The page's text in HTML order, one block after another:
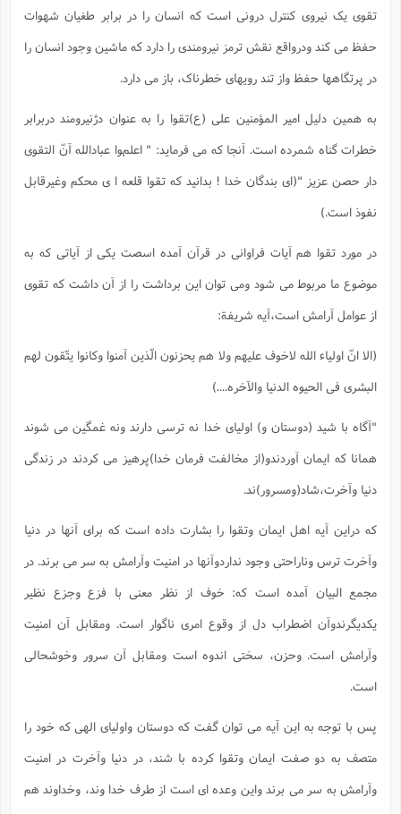
تقوی یک نیروی کنترل درونی است که انسان را در برابر طغیان شهوات
حفظ می کند ودرواقع نقش ترمز نیرومندی را دارد که ماشین وجود انسان را
در پرتگاهها حفظ واز تند رویهای خطرناک، باز می دارد.
به همین دلیل امیر المؤمنین علی (ع)تقوا را به عنوان دژنیرومند دربرابر
خطرات گناه شمرده است. آنجا که می فرماید: " اعلموا عبادالله آنّ التقوی
دار حصن عزیز "(ای بندگان خدا ! بدانید که تقوا قلعه ا ی محکم وغیرقابل
نفوذ است.)
در مورد تقوا هم آیات فراوانی در قرآن آمده اسصت یکی از آیاتی که به
موضوع ما مربوط می شود ومی توان این برداشت را از آن داشت که تقوی
از عوامل آرامش است،آیه شریفة:
(الا انّ اولیاء الله لاخوف علیهم ولا هم یحزنون الّذین آمنوا وکانوا یتّقون لهم
البشری فی الحیوه الدنیا والآخره....)
"آگاه با شید (دوستان و) اولیای خدا نه ترسی دارند ونه غمگین می شوند
همانا که ایمان آوردندو(از مخالفت فرمان خدا)پرهیز می کردند در زندگی
دنیا وآخرت،شاد(ومسرور)ند.
که دراین آیه اهل ایمان وتقوا را بشارت داده است که برای آنها در دنیا
وآخرت ترس وناراحتی وجود نداردوآنها در امنیت وآرامش به سر می برند. در
مجمع البیان آمده است که: خوف از نظر معنی با فزع وجزع نظیر
یکدیگرندوآن اضطراب دل از وقوع امری ناگوار است. ومقابل آن امنیت
وآرامش است. وحزن، سختی اندوه است ومقابل آن سرور وخوشحالی
است.
پس با توجه به این آیه می توان گفت که دوستان واولیای الهی که خود را
متصف به دو صفت ایمان وتقوا کرده با شند، در دنیا وآخرت در امنیت
وآرامش به سر می برند واین وعده ای است از طرف خدا وند، وخداوند هم